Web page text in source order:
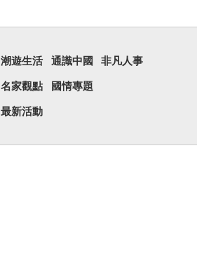
潮遊生活 通識中國 非凡人事
名家觀點 國情專題
最新活動